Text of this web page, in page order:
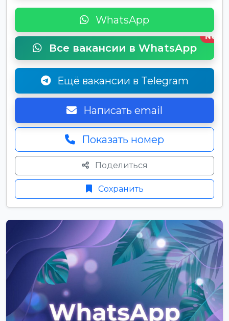
WhatsApp
Все вакансии в WhatsApp
New
Ещё вакансии в Telegram
Написать email
Показать номер
Поделиться
Сохранить